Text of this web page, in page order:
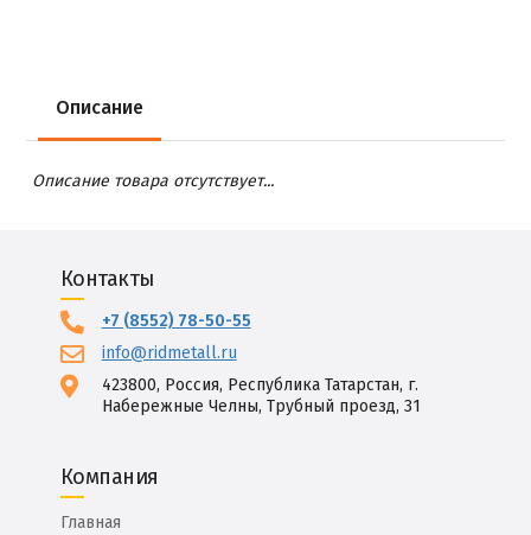
Описание
Описание товара отсутствует...
Контакты
+7 (8552) 78-50-55
info@ridmetall.ru
423800, Россия, Республика Татарстан, г.
Набережные Челны, Трубный проезд, 31
Компания
Главная